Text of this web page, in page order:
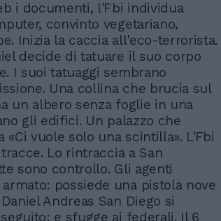
i documenti, l'Fbi individua
convinto vegetariano,
Inizia la caccia all'eco-terrorista.
decide di tatuare il suo corpo
I suoi tatuaggi sembrano
Una collina che brucia sul
un albero senza foglie in una
gli edifici. Un palazzo che
«Ci vuole solo una scintilla». L'Fbi
Lo rintraccia a San
sono controllo. Gli agenti
possiede una pistola nove
Andreas San Diego si
e sfugge ai federali. Il 6